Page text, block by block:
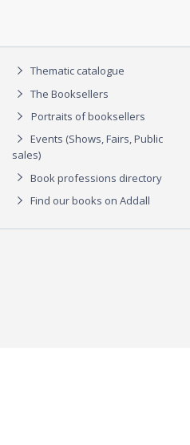
Thematic catalogue
The Booksellers
Portraits of booksellers
Events (Shows, Fairs, Public
sales)
Book professions directory
Find our books on Addall